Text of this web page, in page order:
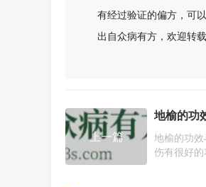
有经过验证的偏方，可
出自众病有方，欢迎转载
上一篇
地榆的功
伤有很好的